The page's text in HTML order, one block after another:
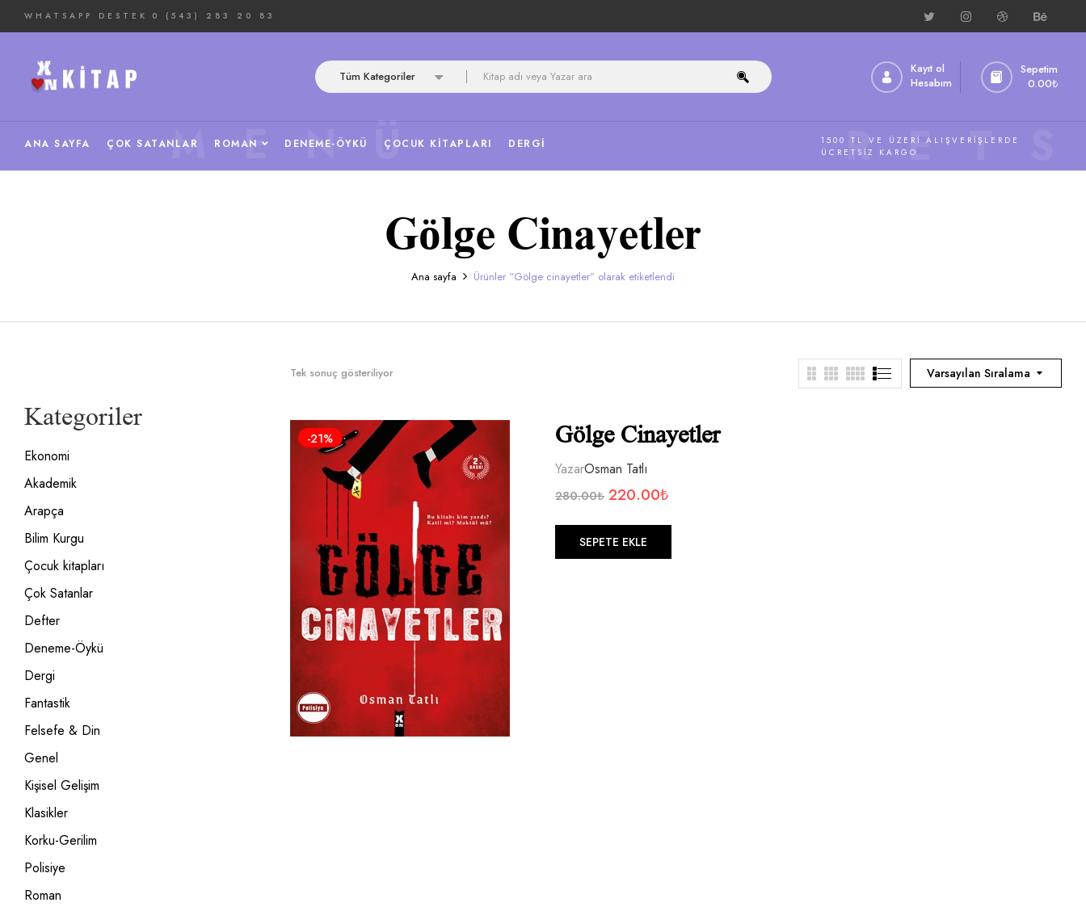
WHATSAPP DESTEK 0 (543) 283 20 83
Tüm Kategoriler
Kayıt ol
Hesabım
Sepetim
0.00₺
ANA SAYFA ÇOK SATANLAR ROMAN DENEME-ÖYKÜ ÇOCUK KITAPLARI DERGI
MENÜ
1500 TL VE ÜZERI ALIŞVERIŞLERDE
ÜCRETSIZ KARGO
Gölge Cinayetler
Ana sayfa Ürünler “Gölge cinayetler” olarak etiketlendi
Kategoriler
Ekonomi
Akademik
Arapça
Bilim Kurgu
Çocuk kitapları
Çok Satanlar
Defter
Deneme-Öykü
Dergi
Fantastik
Felsefe & Din
Genel
Kişisel Gelişim
Klasikler
Korku-Gerilim
Polisiye
Roman
Varsayılan Sıralama
Tek sonuç gösteriliyor
-21% Gölge Cinayetler
YazarOsman Tatlı
280.00₺ 220.00₺
SEPETE EKLE